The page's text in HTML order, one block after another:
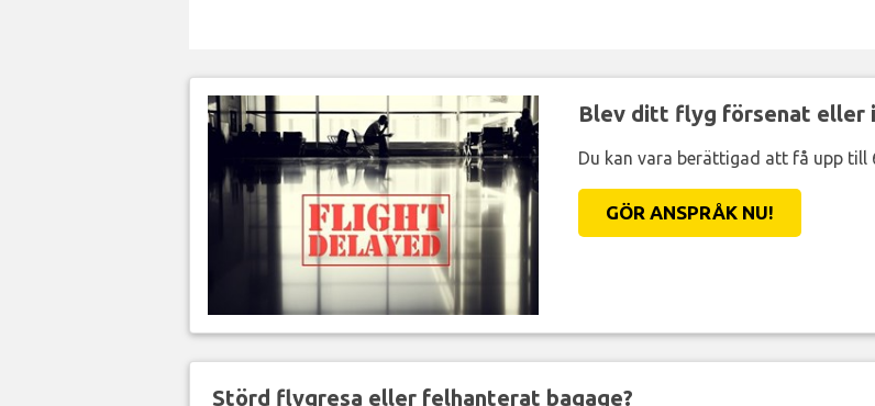
Blev ditt flyg försenat eller
Du kan vara berättigad att få upp till
GÖR ANSPRÅK NU!
Störd flygresa eller felhanterat bagage?